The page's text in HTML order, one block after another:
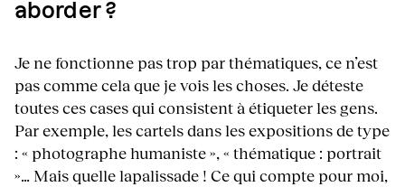
aborder ?
Je ne fonctionne pas trop par thématiques, ce n’est
pas comme cela que je vois les choses. Je déteste
toutes ces cases qui consistent à étiqueter les gens.
Par exemple, les cartels dans les expositions de type
: « photographe humaniste », « thématique : portrait
»… Mais quelle lapalissade ! Ce qui compte pour moi,